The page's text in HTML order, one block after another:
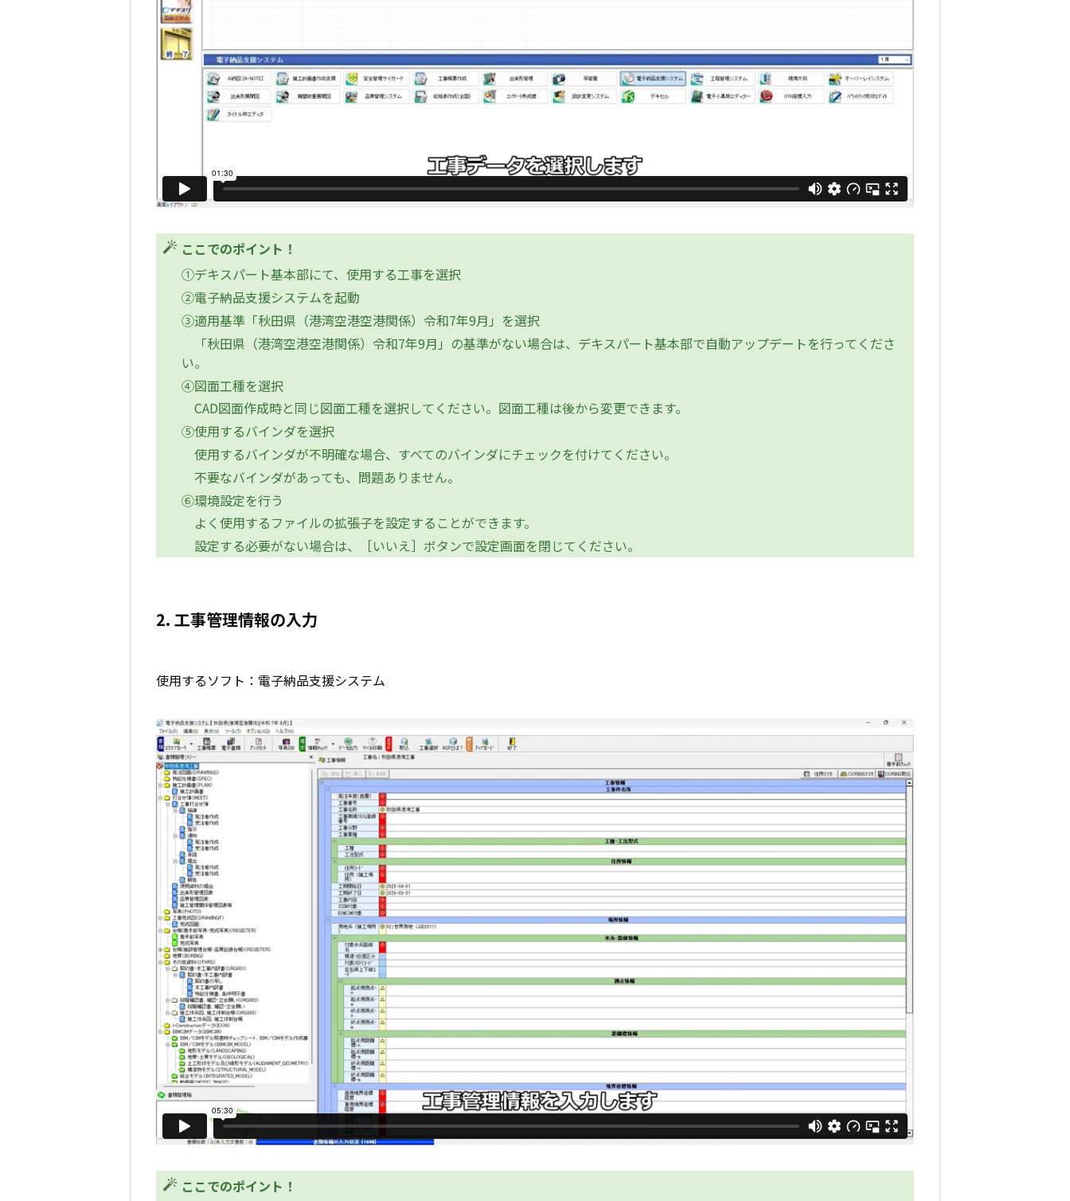
ここでのポイント！
①デキスパート基本部にて、使用する工事を選択
②電子納品支援システムを起動
③適用基準「秋田県（港湾空港空港関係）令和7年9月」を選択
「秋田県（港湾空港空港関係）令和7年9月」の基準がない場合は、デキスパート基本部で自動アップデートを行ってくださ
い。
④図面工種を選択
CAD図面作成時と同じ図面工種を選択してください。図面工種は後から変更できます。
⑤使用するバインダを選択
使用するバインダが不明確な場合、すべてのバインダにチェックを付けてください。
不要なバインダがあっても、問題ありません。
⑥環境設定を行う
よく使用するファイルの拡張子を設定することができます。
設定する必要がない場合は、［いいえ］ボタンで設定画面を閉じてください。
2. 工事管理情報の入力
使用するソフト：電子納品支援システム
ここでのポイント！